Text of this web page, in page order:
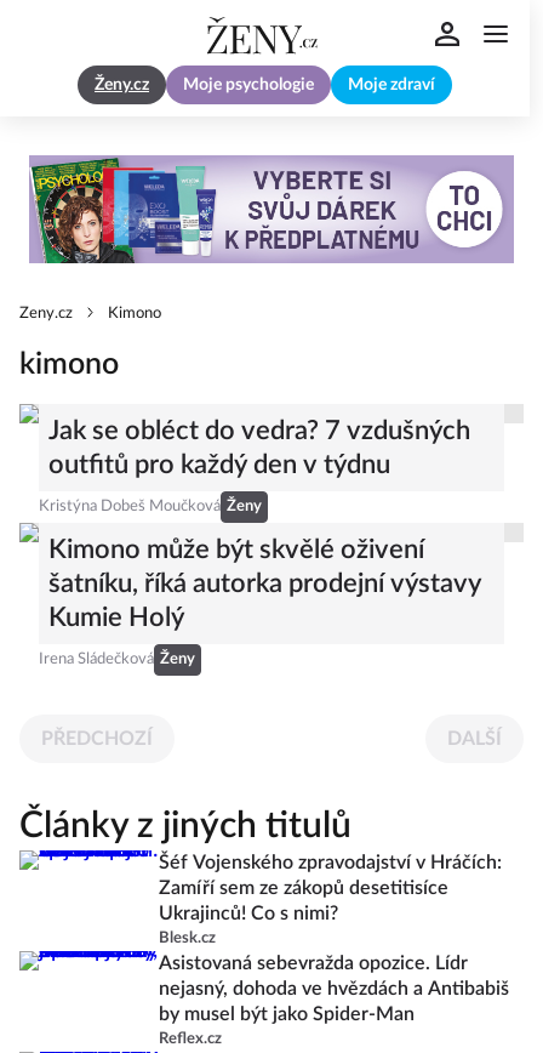
Ženy.cz Moje psychologie Moje zdraví
Zeny.cz Kimono
kimono
Jak se obléct do vedra? 7 vzdušných
outfitů pro každý den v týdnu
Kristýna Dobeš Moučková Ženy
Kimono může být skvělé oživení
šatníku, říká autorka prodejní výstavy
Kumie Holý
Irena Sládečková Ženy
PŘEDCHOZÍ DALŠÍ
Články z jiných titulů
Šéf Vojenského zpravodajství v Hráčích:
Zamíří sem ze zákopů desetitisíce
Ukrajinců! Co s nimi?
Blesk.cz
Asistovaná sebevražda opozice. Lídr
nejasný, dohoda ve hvězdách a Antibabiš
by musel být jako Spider-Man
Reflex.cz